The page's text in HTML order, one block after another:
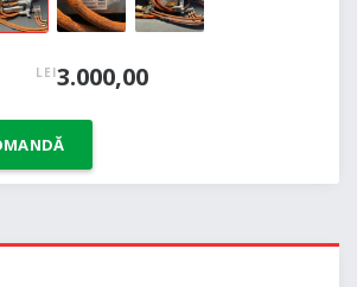
LEI3.000,00